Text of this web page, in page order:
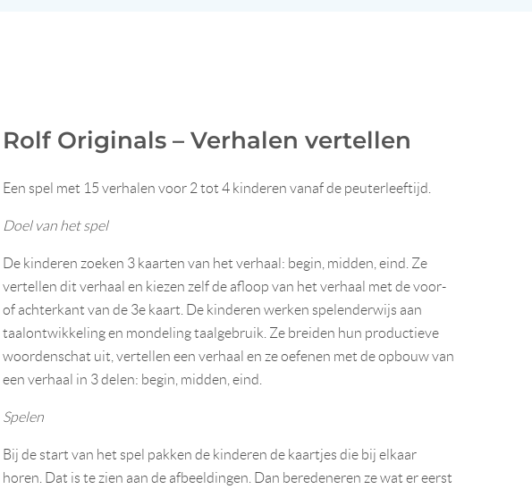
Rolf Originals – Verhalen vertellen
Een spel met 15 verhalen voor 2 tot 4 kinderen vanaf de peuterleeftijd.
Doel van het spel
De kinderen zoeken 3 kaarten van het verhaal: begin, midden, eind. Ze
vertellen dit verhaal en kiezen zelf de afloop van het verhaal met de voor-
of achterkant van de 3e kaart. De kinderen werken spelenderwijs aan
taalontwikkeling en mondeling taalgebruik. Ze breiden hun productieve
woordenschat uit, vertellen een verhaal en ze oefenen met de opbouw van
een verhaal in 3 delen: begin, midden, eind.
Spelen
Bij de start van het spel pakken de kinderen de kaartjes die bij elkaar
horen. Dat is te zien aan de afbeeldingen. Dan beredeneren ze wat er eerst